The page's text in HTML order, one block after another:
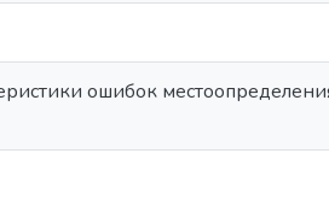
ошибок